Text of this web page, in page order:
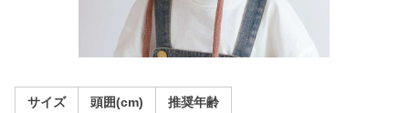
サイズ 頭囲(cm) 推奨年齢